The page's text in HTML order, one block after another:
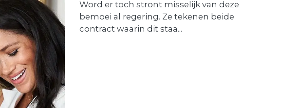
Word er toch stront misselijk van deze
bemoei al regering. Ze tekenen beide
contract waarin dit staa...